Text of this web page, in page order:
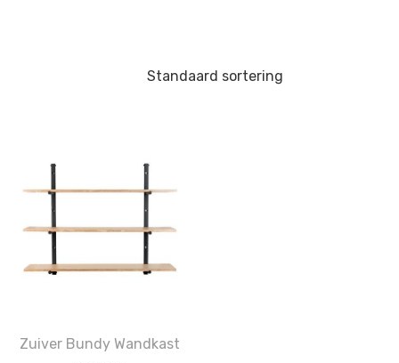
Zuiver Bundy Wandkast